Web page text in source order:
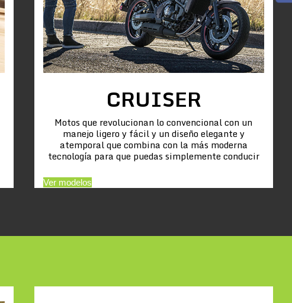
CRUISER
Motos que revolucionan lo convencional con un
manejo ligero y fácil y un diseño elegante y
atemporal que combina con la más moderna
tecnología para que puedas simplemente conducir
Ver modelos